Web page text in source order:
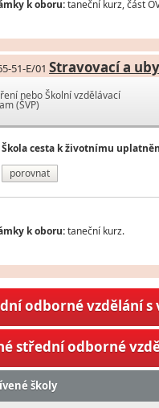
k oboru:taneční kurz, část
51-E/01 Stravovací a
nebo Školní vzdělávací
(ŠVP)
Škola cesta k životnímu
porovnat
k oboru:taneční kurz.
odborné vzdělání
střední odborné
školy